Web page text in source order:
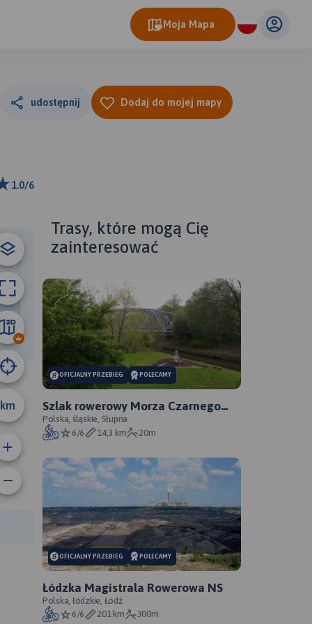
Moja Mapa
udostępnij Dodaj do mojej mapy
1.0/6
km
32 km
Trasy, które mogą Cię
zainteresować
OFICJALNY PRZEBIEG POLECAMY
Szlak rowerowy Morza Czarnego
Sosnowiec - oficjalny przebieg
Polska, śląskie, Słupna
6/6
14,3 km 20m
OFICJALNY PRZEBIEG POLECAMY
Łódzka Magistrala Rowerowa NS
Polska, łódzkie, Łódź
6/6
201 km 300m